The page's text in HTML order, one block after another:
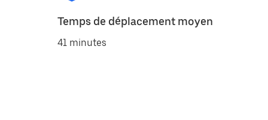
Temps de déplacement moyen
41 minutes